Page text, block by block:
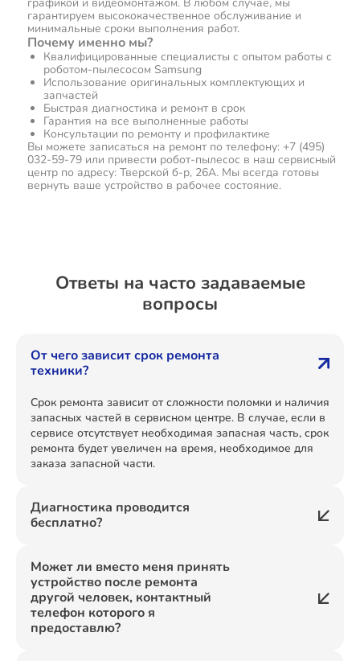
гарантируем высококачественное обслуживание и
минимальные сроки выполнения работ.
Почему именно мы?
Квалифицированные специалисты с опытом работы с
роботом-пылесосом Samsung
Использование оригинальных комплектующих и
запчастей
Быстрая диагностика и ремонт в срок
Гарантия на все выполненные работы
Консультации по ремонту и профилактике
Вы можете записаться на ремонт по телефону: +7 (495)
032-59-79 или привести робот-пылесос в наш сервисный
центр по адресу: Тверской б-р, 26А. Мы всегда готовы
вернуть ваше устройство в рабочее состояние.
Ответы на часто задаваемые
вопросы
От чего зависит срок ремонта
техники?
Срок ремонта зависит от сложности поломки и наличия
запасных частей в сервисном центре. В случае, если в
сервисе отсутствует необходимая запасная часть, срок
ремонта будет увеличен на время, необходимое для
заказа запасной части.
Диагностика проводится
бесплатно?
Может ли вместо меня принять
устройство после ремонта
другой человек, контактный
телефон которого я
предоставлю?